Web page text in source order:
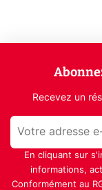
Recevez un
En cliquant sur
informations,
Conformément au